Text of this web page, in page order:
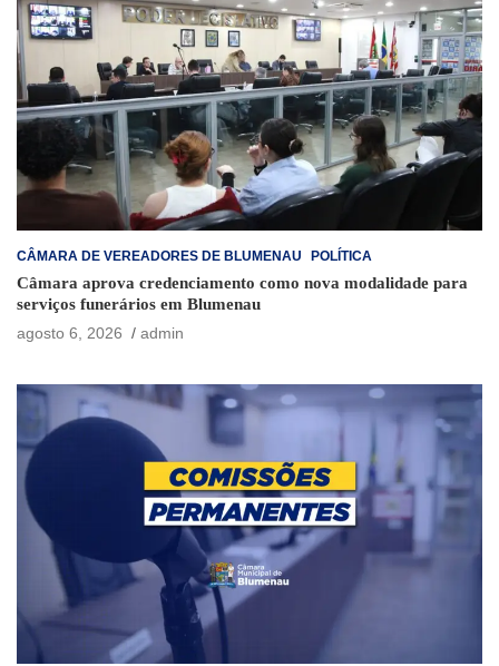
CÂMARA DE VEREADORES DE BLUMENAU POLÍTICA
Câmara aprova credenciamento como nova modalidade para
serviços funerários em Blumenau
agosto 6, 2026
admin